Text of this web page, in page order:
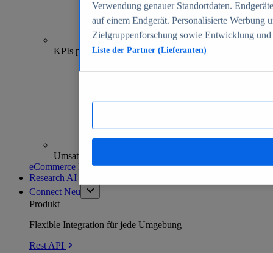
70+
KPIs pro Shop
Umsatzanalysen und -prognosen
eCommerce Insights entdecken
Research AI
Connect Neu
Produkt
Flexible Integration für jede Umgebung
Rest API
Verwendung genauer Standortdaten.
auf einem Endgerät. Personalisierte Werbung
Zielgruppenforschung sowie Entwicklung
Liste der Partner (Lieferanten)